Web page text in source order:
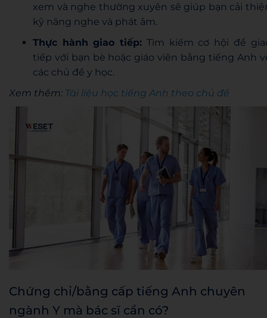
xem và nghe thường xuyên sẽ giúp bạn cải
kỹ năng nghe và phát âm.
Thực hành giao tiếp: Tìm kiếm cơ hội để
tiếp với bạn bè hoặc giáo viên bằng tiếng Anh
các chủ đề y học.
Xem thêm: Tài liệu học tiếng Anh theo chủ đề
Chứng chỉ/bằng cấp tiếng Anh chuyên
ngành Y mà bác sĩ cần có?